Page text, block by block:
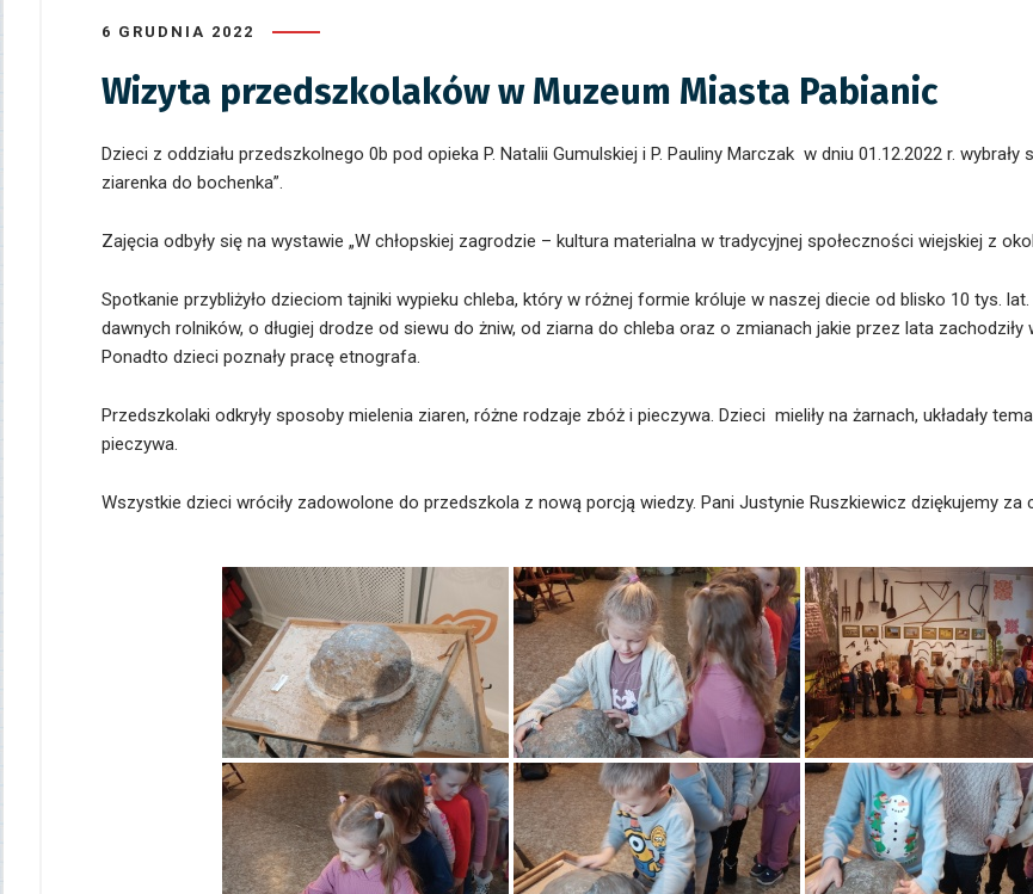
6 GRUDNIA 2022
Wizyta przedszkolaków w Muzeum Miasta Pabianic
Dzieci z oddziału przedszkolnego 0b pod opieka P. Natalii Gumulskiej i P. Pauliny Marczak w dniu 01.12.2022 r.
ziarenka do bochenka”.
Zajęcia odbyły się na wystawie „W chłopskiej zagrodzie – kultura materialna w tradycyjnej społeczności wiejskiej z
Spotkanie przybliżyło dzieciom tajniki wypieku chleba, który w różnej formie króluje w naszej diecie od blisko 10 tys.
dawnych rolników, o długiej drodze od siewu do żniw, od ziarna do chleba oraz o zmianach jakie przez lata zachodziły
Ponadto dzieci poznały pracę etnografa.
Przedszkolaki odkryły sposoby mielenia ziaren, różne rodzaje zbóż i pieczywa. Dzieci mieliły na żarnach, układały
pieczywa.
Wszystkie dzieci wróciły zadowolone do przedszkola z nową porcją wiedzy. Pani Justynie Ruszkiewicz dziękujemy za